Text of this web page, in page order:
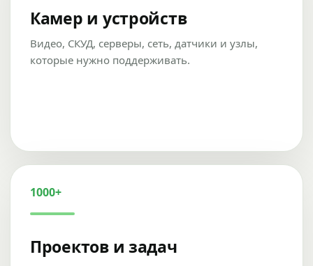
Камер и устройств
Видео, СКУД, серверы, сеть, датчики и узлы,
которые нужно поддерживать.
1000+
Проектов и задач